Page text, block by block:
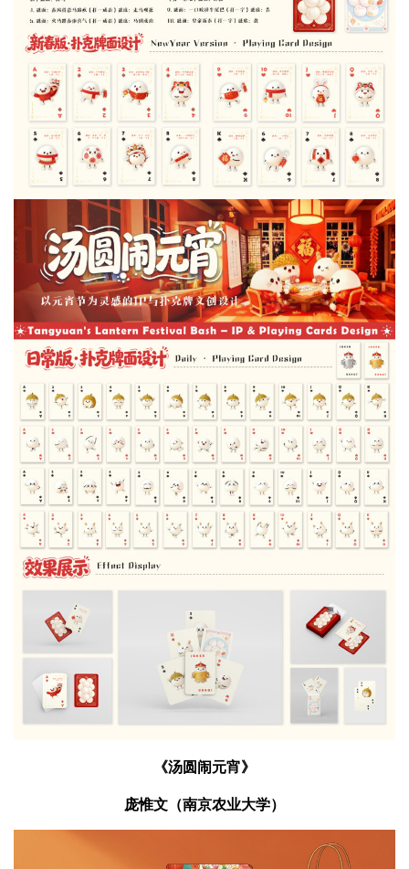
《汤圆闹元宵》
庞惟文（南京农业大学）